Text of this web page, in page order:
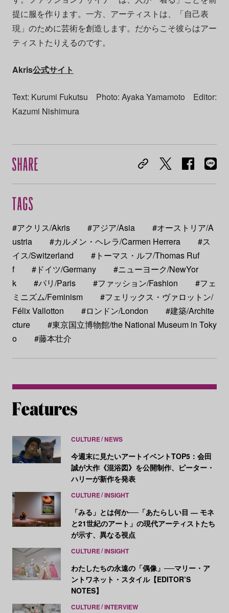
提に服を作ります。一方、アーティストは、「自己表
現」のために芸術を創造します。だからこそ彼らはアー
ティストたりえるのです。
Akris公式サイト
Text: Kurumi Fukutsu Photo: Ayaka Yamamoto Editor:
Kazumi Nishimura
#アクリス/Akris #アジア/Asia
#オーストリア/A
ustria
#カルメン・ヘレラ/Carmen Herrera
#ス
イス/Switzerland
#トーマス・ルフ/Thomas Ruf
f
#ドイツ/Germany
#ニューヨーク/NewYor
k
#パリ/Paris #ファッション/Fashion
#フェ
ミニズム/Feminism
#フェリックス・ヴァロットン/
Félix Vallotton
#ロンドン/London
#建築/Archite
cture
#東京国立博物館/the National Museum in Toky
o
#藤本壮介
CULTURE NEWS
今週末に見たいアートイベントTOP5：会田
誠が大作《混浴図》を公開制作、ピーター・
ハリーが新作を発表
CULTURE INSIGHT
「みる」とは何か──「あたらしい目 ― モネ
と21世紀のアート」の現代アーティストたち
が示す、異なる視点
CULTURE INSIGHT
わたしたちの永遠の「偶像」──マリー・ア
ントワネット・スタイル【EDITOR’S
NOTES】
CULTURE INTERVIEW